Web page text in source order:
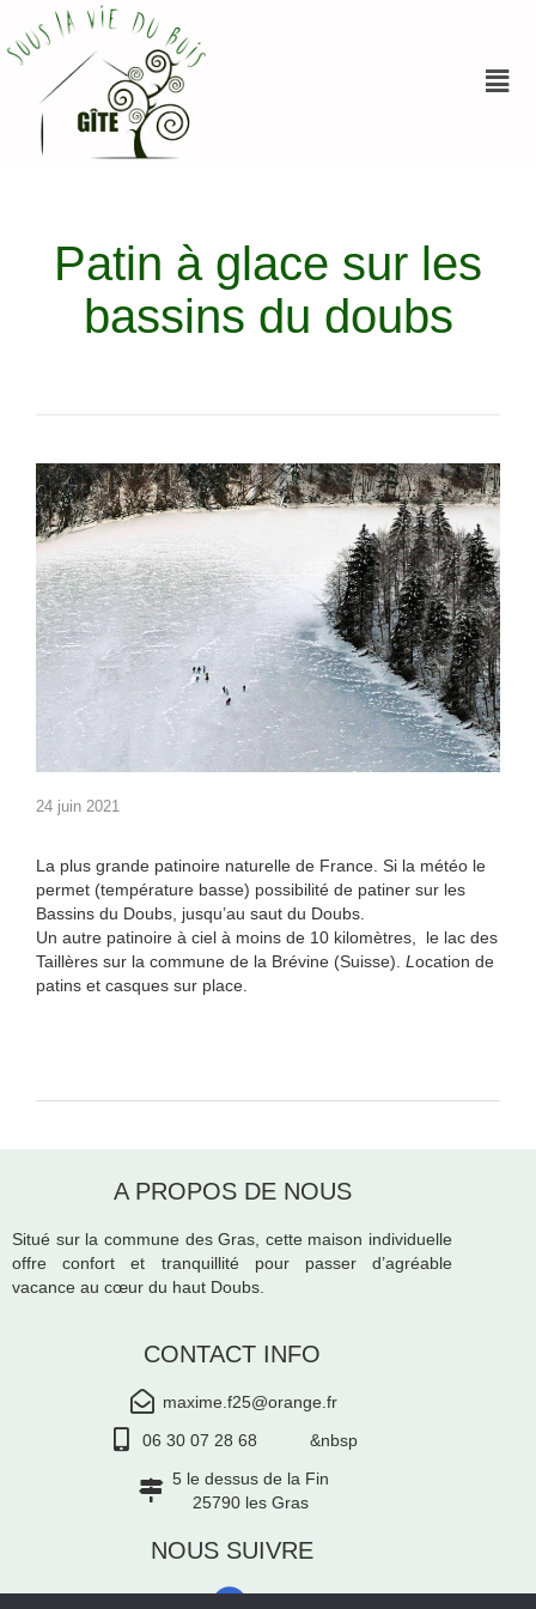
Patin à glace sur les
bassins du doubs
24 juin 2021
La plus grande patinoire naturelle de France. Si la météo le
permet (température basse) possibilité de patiner sur les
Bassins du Doubs, jusqu’au saut du Doubs.
Un autre patinoire à ciel à moins de 10 kilomètres, le lac des
Taillères sur la commune de la Brévine (Suisse). Location de
patins et casques sur place.
A PROPOS DE NOUS
Situé sur la commune des Gras, cette maison individuelle
offre confort et tranquillité pour passer d’agréable
vacance au cœur du haut Doubs.
CONTACT INFO
maxime.f25@orange.fr
06 30 07 28 68 &nbsp
5 le dessus de la Fin
25790 les Gras
NOUS SUIVRE